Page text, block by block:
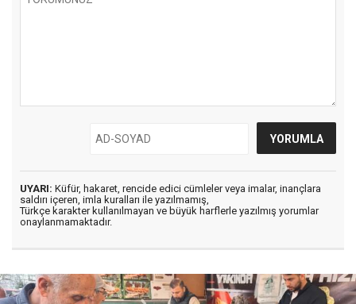
UYARI: Küfür, hakaret, rencide edici cümleler veya imalar, inançlara
saldırı içeren, imla kuralları ile yazılmamış,
Türkçe karakter kullanılmayan ve büyük harflerle yazılmış yorumlar
onaylanmamaktadır.